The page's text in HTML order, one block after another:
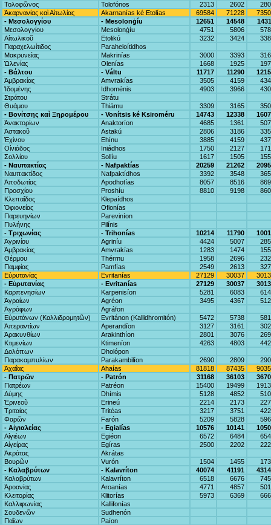
Τολοφῶνος
Tolofónos 2313 2602
Ἀκαρνανίας καὶ Αἰτωλίας
Akarnanías ké Etolías 69584 71228
- Μεσολογγίου
- Mesolonġíu 12651 14548
Μεσολογγίου
Mesolonġíu 4751 5806
Αἰτωλικοῦ
Etolikú 3232 3424
Παραχελωίτιδος
Paraheloítidhos
Μακρυνείας
Makrinías 3000 3393
Ὠλενίας
Olenías 1668 1925
- Βάλτου
- Váltu 11717 11290
Ἀμβρακίας
Amvrakías 3505 4159
Ἰδομένης
Idhoménis 4903 3966
Στράτου
Strátu
Θυάμου
Thiámu 3309 3165
- Βονίτσης καὶ Ξηρομέρου
- Vonítsis ké Ksiroméru 14743 12338
Ἀνακτορίων
Anaktoríon 4685 1361
Ἀστακοῦ
Astakú 2806 3186
Ἐχίνου
Ehínu 3885 4159
Οἰνιάδος
Iniádhos 1750 2127
Σολλίου
Sollíu 1617 1505
- Ναυπακτίας
- Nafpaktías 20259 21262
Ναυπακτίδος
Nafpaktídhos 3392 3548
Ἀποδωτίας
Apodhotías 8057 8516
Προσχίου
Proshíu 8810 9198
Κλεπαΐδος
Klepaídhos
Ὀφιονείας
Ofionías
Παρευηνίων
Pareviníon
Πυλήνης
Pilínis
- Τριχωνίας
- Trihonías 10214 11790
Ἀγρινίου
Agriníu 4424 5007
Ἀμβρακίας
Amvrakías 1283 1474
Θέρμου
Thérmu 1958 2696
Παμφίας
Pamfías 2549 2613
Εὐρυτανίας
Evritanías 27129 30037
- Εὐρυτανίας
- Evritanías 27129 30037
Καρπενησίων
Karpenisíon 5281 6083
Ἀγραίων
Agréon 3495 4367
Ἀγράφων
Agráfon
Εὐρυτάνων (Καλλιδρομητῶν)
Evritánon (Kallidhromitón) 5472 5738
Ἀπεραντίων
Aperandíon 3127 3161
Ἀρακυνθίων
Arakinthíon 2801 3076
Κτιμενίων
Ktimeníon 4263 4803
Δολόπων
Dholópon
Παρακαμπυλίων
Parakambilíon 2690 2809
Ἀχαΐας
Ahaías 81818 87435
- Πατρῶν
- Patrón 31168 36103
Πατρέων
Patréon 15400 19499
Δύμης
Dhímis 5128 4852
Ἐρινεοῦ
Erineú 2214 2173
Τριταίας
Tritéas 3217 3751
Φαρῶν
Farón 5209 5828
- Αἰγιαλείας
- Egialías 10576 10141
Αἰγιέων
Egiéon 6572 6484
Αἰγείρας
Egíras 2500 2202
Ἀκράτας
Akrátas
Βουρῶν
Vurón 1504 1455
- Καλαβρύτων
- Kalavríton 40074 41191
Καλαβρύτων
Kalavríton 6518 6676
Ἀροανίας
Aroanías 4771 4857
Κλειτορίας
Klitorías 5973 6369
Καλλιφωνίας
Kallifonías
Σουδενῶν
Sudhenón
Παΐων
Paíon